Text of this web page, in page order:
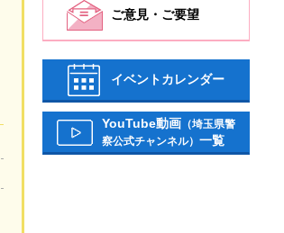
ご意見・ご要望
イベントカレンダー
YouTube動画 （埼玉県警
察公式チャンネル） 一覧